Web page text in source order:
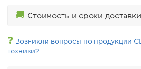
🚚 Стоимость и сроки доставки
❓ Возникли вопросы по продукции
техники?